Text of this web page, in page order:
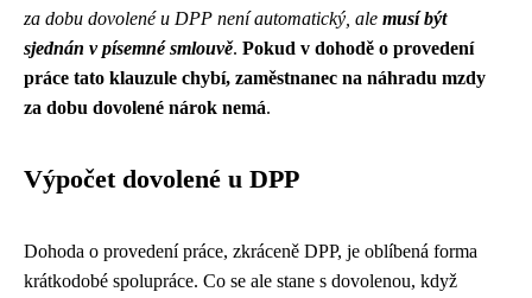
za dobu dovolené u DPP není automatický, ale musí být
sjednán v písemné smlouvě. Pokud v dohodě o provedení
práce tato klauzule chybí, zaměstnanec na náhradu mzdy
za dobu dovolené nárok nemá.
Výpočet dovolené u DPP
Dohoda o provedení práce, zkráceně DPP, je oblíbená forma
krátkodobé spolupráce. Co se ale stane s dovolenou, když